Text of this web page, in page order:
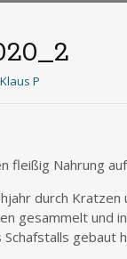
Klaus P
fleißig Nahrung
durch
gesammelt und
Schafstalls gebaut